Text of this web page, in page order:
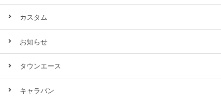
カスタム
お知らせ
タウンエース
キャラバン